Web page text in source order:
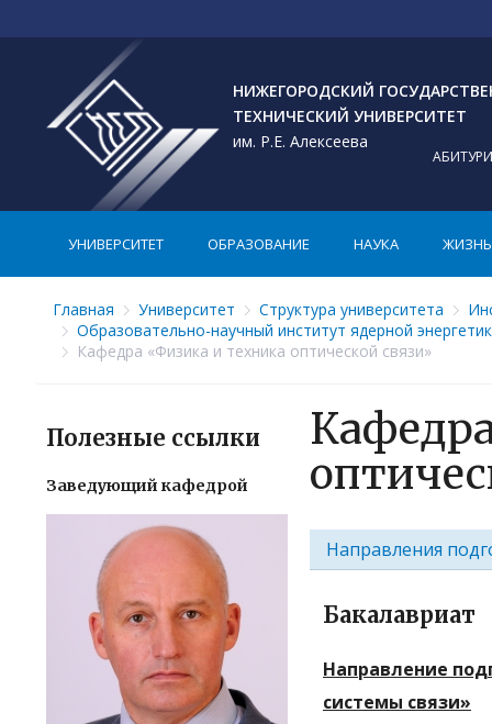
НИЖЕГОРОДСКИЙ
ТЕХНИЧЕСКИЙ УНИВЕРСИТЕТ
им. Р.Е. Алексеева
УНИВЕРСИТЕТ ОБРАЗОВАНИЕ НАУКА ЖИЗНЬ
Главная Университет Структура университета
Образовательно-научный институт ядерной
Кафедра «Физика и техника оптической связи»
Полезные ссылки
Заведующий кафедрой
Направления
Бакалавриат
Направление
системы связи»